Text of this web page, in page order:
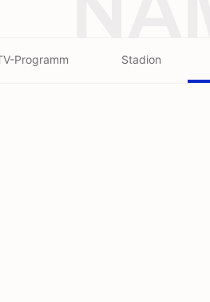
Programm Stadion